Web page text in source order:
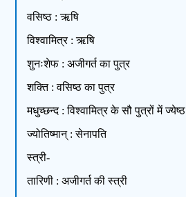
वसिष्ठ : ऋषि
विश्वामित्र : ऋषि
शुनःशेफ : अजीगर्त का पुत्र
शक्ति : वसिष्ठ का पुत्र
मधुच्छन्द : विश्वामित्र के सौ पुत्रों में ज्येष्ठ
ज्योतिष्मान् : सेनापति
स्त्री-
तारिणी : अजीगर्त की स्त्री